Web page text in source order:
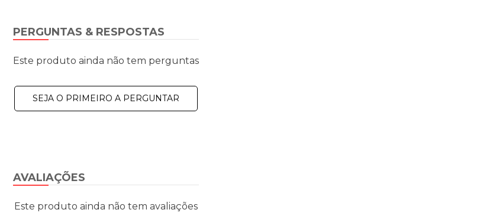
AVALIAÇÕES
Este produto ainda não tem avaliações
PERGUNTAS & RESPOSTAS
Este produto ainda não tem perguntas
SEJA O PRIMEIRO A PERGUNTAR